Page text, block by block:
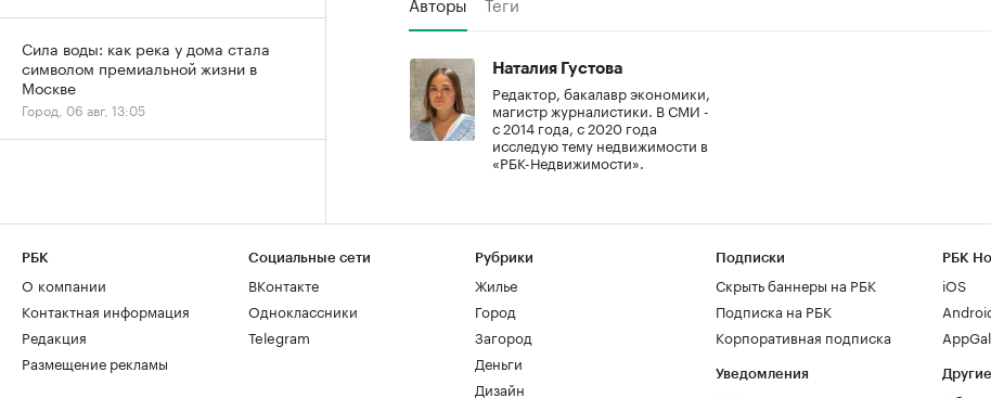
Наталия Густова
Редактор, бакалавр экономики,
магистр журналистики. В СМИ -
с 2014 года, с 2020 года
исследую тему недвижимости в
«РБК-Недвижимости».
Сила воды: как река у дома стала
символом премиальной жизни в
Москве
Город, 06 авг, 13:05
РБК
О компании
Контактная информация
Редакция
Размещение рекламы
Социальные сети
ВКонтакте
Одноклассники
Telegram
Рубрики
Жилье
Город
Загород
Деньги
Дизайн
Подписки
Скрыть баннеры на РБК
Подписка на РБК
Корпоративная подписка
Уведомления
РБК
iOS